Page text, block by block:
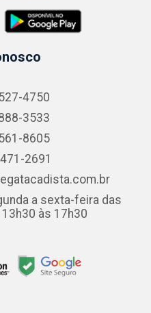
4750
3533
8605
2691
a sexta-feira das
às 17h30